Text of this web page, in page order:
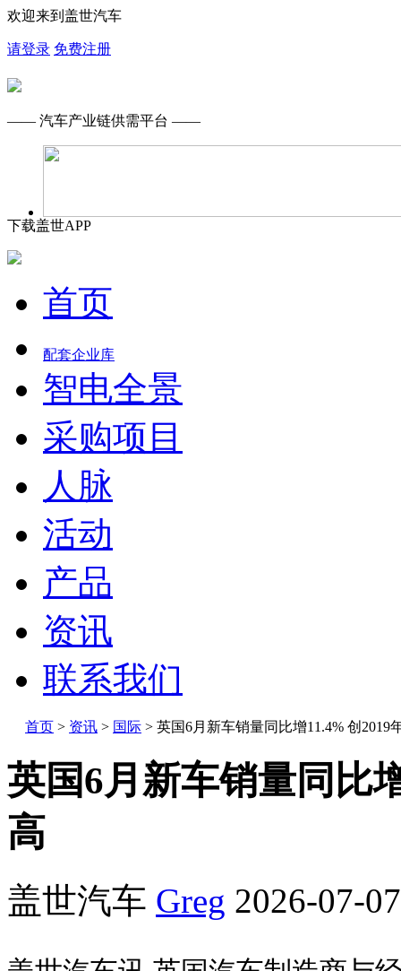
欢迎来到盖世汽车
请登录 免费注册
—— 汽车产业链供需平台 ——
下载盖世APP
首页
配套企业库
智电全景
采购项目
人脉
活动
产品
资讯
联系我们
首页 > 资讯 > 国际 > 英国6月新车销量同比增11.4% 创2019
英国6月新车销量同比
高
盖世汽车 Greg 2026-07-